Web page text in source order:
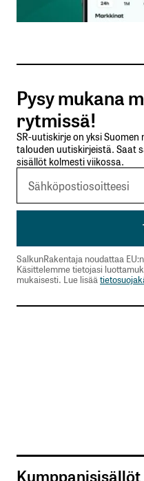
Sähköpostiosoitteesi
Tilaa
Lähetä kommentti
Pysy mukana
rytmissä!
SR-uutiskirje on yksi
talouden uutiskirjeistä. Saat
sisällöt kolmesti viikossa.
SalkunRakentaja noudattaa
Käsittelemme tietojasi
mukaisesti. Lue lisää
Kumppanisisällöt